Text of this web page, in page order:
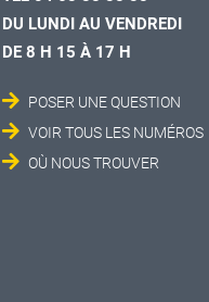
DU LUNDI AU VENDREDI
DE 8 H 15 À 17 H
POSER UNE QUESTION
VOIR TOUS LES NUMÉROS
OÙ NOUS TROUVER